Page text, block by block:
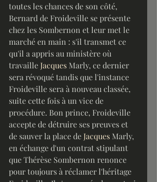
toutes les chances de son côté,
Bernard de Froideville se présente
chez les Sombernon et leur met le
marché en main : s'il transmet ce
qu'il a appris au ministère où
travaille Jacques Marly, ce dernier
sera révoqué tandis que l'instance
Froideville sera à nouveau classée,
suite cette fois à un vice de
procédure. Bon prince, Froideville
accepte de détruire ses preuves et
de sauver la place de Jacques Marly,
en échange d'un contrat stipulant
que Thérèse Sombernon renonce
pour toujours à réclamer l'héritage